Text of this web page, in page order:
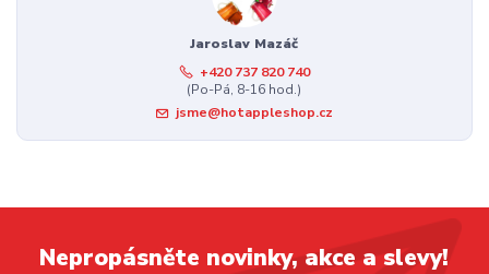
Jaroslav Mazáč
+420 737 820 740
(Po-Pá, 8-16 hod.)
jsme@hotappleshop.cz
Nepropásněte novinky, akce a slevy!